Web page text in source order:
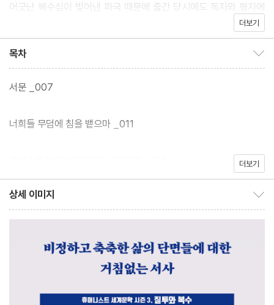
어긋난 복수심이 빚어낸 파국 때문에 출간 당시에도 독자와 평자에
게 커다란 충격을 안겼다. 출간 후 3년 만에 판금 조치 되며 10만 프
되며 인종이나 계급의 차별 문제를 예리하게 다룬 20세기 프랑스
누아르 소설의 고전으로 손꼽힌다.
더보기
목차
서문 _007
너희들 무덤에 침을 뱉으마 _011
더보기
상세 이미지